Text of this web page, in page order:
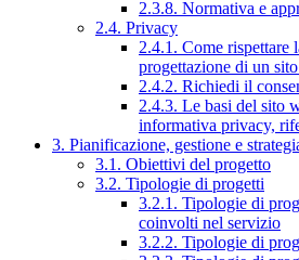
2.3.8. Normativa e
2.4. Privacy
2.4.1. Come rispettare
progettazione di un
2.4.2. Richiedi il
2.4.3. Le basi del sito
informativa privacy,
3. Pianificazione, gestione e
3.1. Obiettivi del progetto
3.2. Tipologie di progetti
3.2.1. Tipologie di
coinvolti nel servizio
3.2.2. Tipologie di